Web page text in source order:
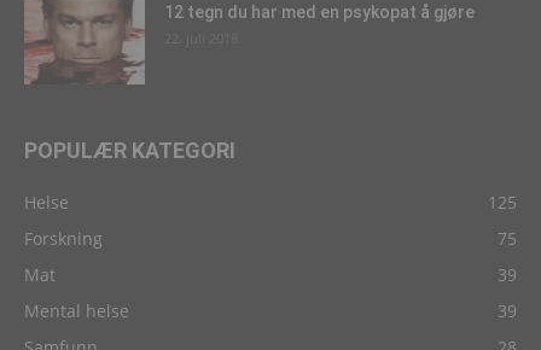
12 tegn du har med en psykopat å gjøre
POPULÆR KATEGORI
Helse
125
Forskning
75
Mat
39
Mental helse
39